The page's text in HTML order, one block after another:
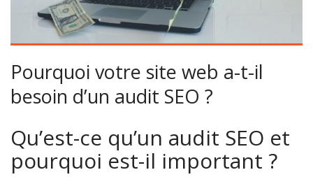
Pourquoi votre site web a-t-il
besoin d’un audit SEO ?
Qu’est-ce qu’un audit SEO et
pourquoi est-il important ?